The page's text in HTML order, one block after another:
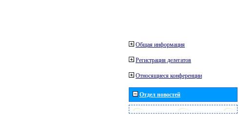
Общая информация
Регистрация делегатов
Относящиеся конференции
Отдел новостей